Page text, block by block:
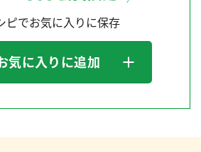
ピでお気に入りに保存
気に入りに追加